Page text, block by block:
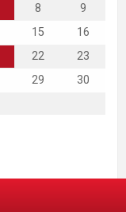
8
9
15
16
22
23
29
30